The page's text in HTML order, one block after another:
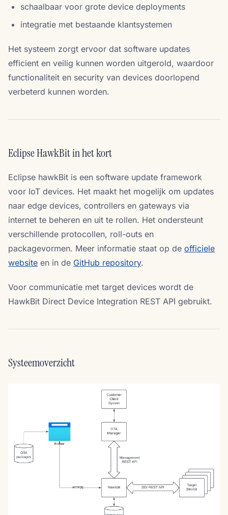
schaalbaar voor grote device deployments
integratie met bestaande klantsystemen
Het systeem zorgt ervoor dat software updates
efficient en veilig kunnen worden uitgerold, waardoor
functionaliteit en security van devices doorlopend
verbeterd kunnen worden.
Eclipse HawkBit in het kort
Eclipse hawkBit is een software update framework
voor IoT devices. Het maakt het mogelijk om updates
naar edge devices, controllers en gateways via
internet te beheren en uit te rollen. Het ondersteunt
verschillende protocollen, roll-outs en
packagevormen. Meer informatie staat op de officiele
website en in de GitHub repository.
Voor communicatie met target devices wordt de
HawkBit Direct Device Integration REST API gebruikt.
Systeemoverzicht